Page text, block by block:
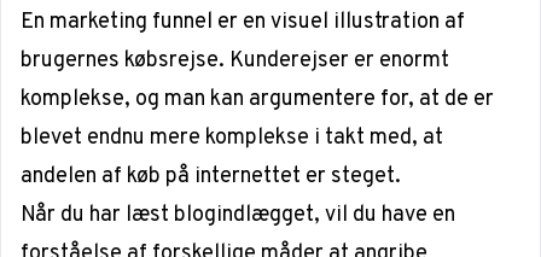
En marketing funnel er en visuel illustration af
brugernes købsrejse. Kunderejser er enormt
komplekse, og man kan argumentere for, at de er
blevet endnu mere komplekse i takt med, at
andelen af køb på internettet er steget.
Når du har læst blogindlægget, vil du have en